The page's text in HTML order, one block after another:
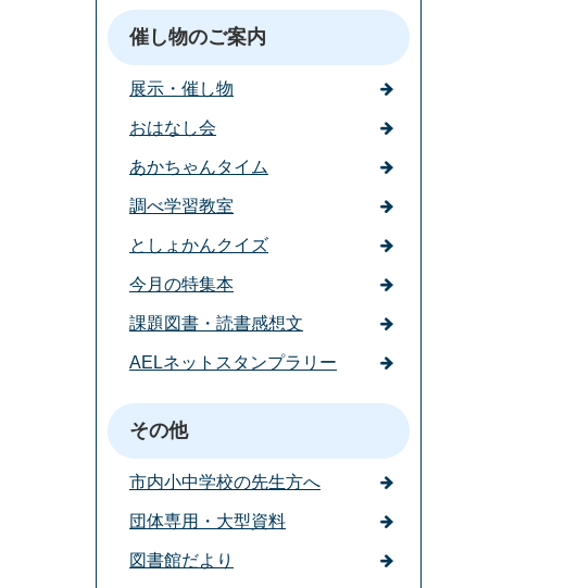
催し物のご案内
展示・催し物
おはなし会
あかちゃんタイム
調べ学習教室
としょかんクイズ
今月の特集本
課題図書・読書感想文
AELネットスタンプラリー
その他
市内小中学校の先生方へ
団体専用・大型資料
図書館だより